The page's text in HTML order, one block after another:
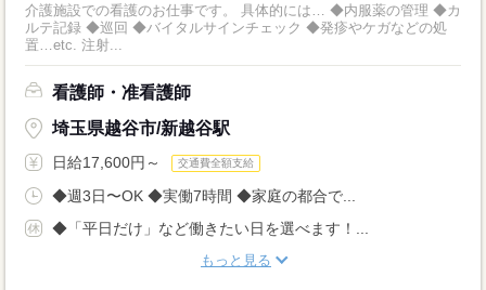
介護施設での看護のお仕事です。 具体的には… ◆内服薬の管理 ◆カ
ルテ記録 ◆巡回 ◆バイタルサインチェック ◆発疹やケガなどの処
置…etc. 注射...
看護師・准看護師
埼玉県越谷市/新越谷駅
日給17,600円～ 交通費全額支給
◆週3日〜OK ◆実働7時間 ◆家庭の都合で...
◆「平日だけ」など働きたい日を選べます！...
もっと見る